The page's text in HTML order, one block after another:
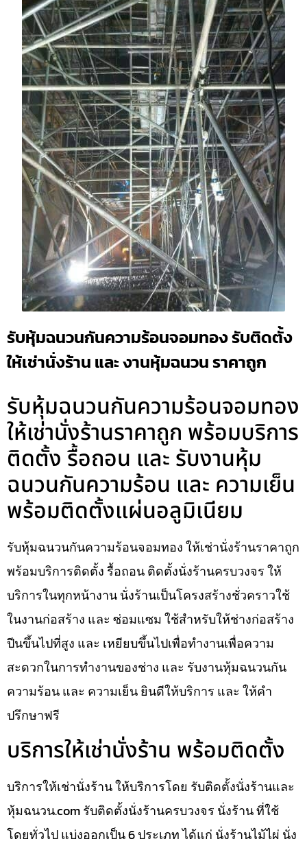
รับหุ้มฉนวนกันความร้อนจอมทอง รับติดตั้ง
ให้เช่านั่งร้าน และ งานหุ้มฉนวน ราคาถูก
รับหุ้มฉนวนกันความร้อนจอมทอง
ให้เช่านั่งร้านราคาถูก พร้อมบริการ
ติดตั้ง รื้อถอน และ รับงานหุ้ม
ฉนวนกันความร้อน และ ความเย็น
พร้อมติดตั้งแผ่นอลูมิเนียม
รับหุ้มฉนวนกันความร้อนจอมทอง ให้เช่านั่งร้านราคาถูก
พร้อมบริการติดตั้ง รื้อถอน ติดตั้งนั่งร้านครบวงจร ให้
บริการในทุกหน้างาน นั่งร้านเป็นโครงสร้างชั่วคราวใช้
ในงานก่อสร้าง และ ซ่อมแซม ใช้สำหรับให้ช่างก่อสร้าง
ปีนขึ้นไปที่สูง และ เหยียบขึ้นไปเพื่อทำงานเพื่อความ
สะดวกในการทำงานของช่าง และ รับงานหุ้มฉนวนกัน
ความร้อน และ ความเย็น ยินดีให้บริการ และ ให้คำ
ปรึกษาฟรี
บริการให้เช่านั่งร้าน พร้อมติดตั้ง
บริการให้เช่านั่งร้าน ให้บริการโดย รับติดตั้งนั่งร้านและ
หุ้มฉนวน.com รับติดตั้งนั่งร้านครบวงจร นั่งร้าน ที่ใช้
โดยทั่วไป แบ่งออกเป็น 6 ประเภท ได้แก่ นั่งร้านไม้ไผ่ นั่ง